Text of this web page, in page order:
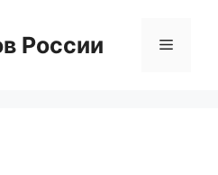
России Меню